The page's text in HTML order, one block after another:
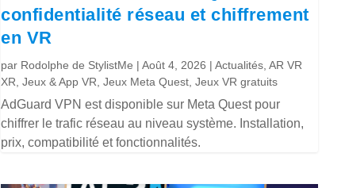
confidentialité réseau et chiffrement
en VR
par Rodolphe de StylistMe |Août 4, 2026 |Actualités ,AR VR
XR ,Jeux & App VR ,Jeux Meta Quest ,Jeux VR gratuits
AdGuard VPN est disponible sur Meta Quest pour
chiffrer le trafic réseau au niveau système. Installation,
prix, compatibilité et fonctionnalités.